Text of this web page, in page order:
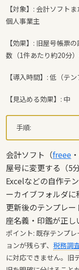
【対象】: 会計ソフト
個人事業主
【効果】: 旧屋号帳票
数（1件あたり約20分
【導入時間】: 低（テ
【見込める効果】: 中
手順:
会計ソフト（freee ・
屋号に変更する（5分
Excelなどの自作テ
ーカイブフォルダに
更新後のテンプレ
座名義・印鑑が正し
ポイント: 既存テンプ
ョンが残らず、 税務調
に対応できません。旧